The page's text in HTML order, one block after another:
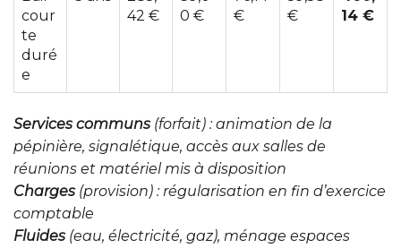
cour
te
duré
e
42 €
0 €
€
€
14 €
Services communs (forfait) : animation de la
pépinière, signalétique, accès aux salles de
réunions et matériel mis à disposition
Charges (provision) : régularisation en fin d’exercice
comptable
Fluides (eau, électricité, gaz), ménage espaces